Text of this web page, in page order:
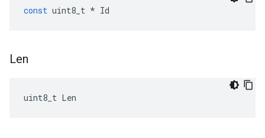
const uint8_t * Id
Len
uint8_t Len